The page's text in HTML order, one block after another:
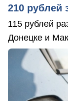
210 рублей
115 рублей
Донецке и